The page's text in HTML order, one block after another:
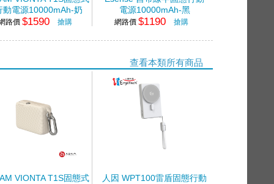
動電源10000mAh-奶
路價 $1590 搶購
電源10000mAh-黑
網路價 $1190 搶購
查看本類所有商品
VIONTA T1S固態式
人因 WPT100雷盾固態行動